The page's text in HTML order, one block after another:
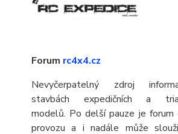
Forum rc4x4.cz
Nevyčerpatelný zdroj
stavbách expedičních a
modelů. Po delší pauze je
provozu a i nadále může